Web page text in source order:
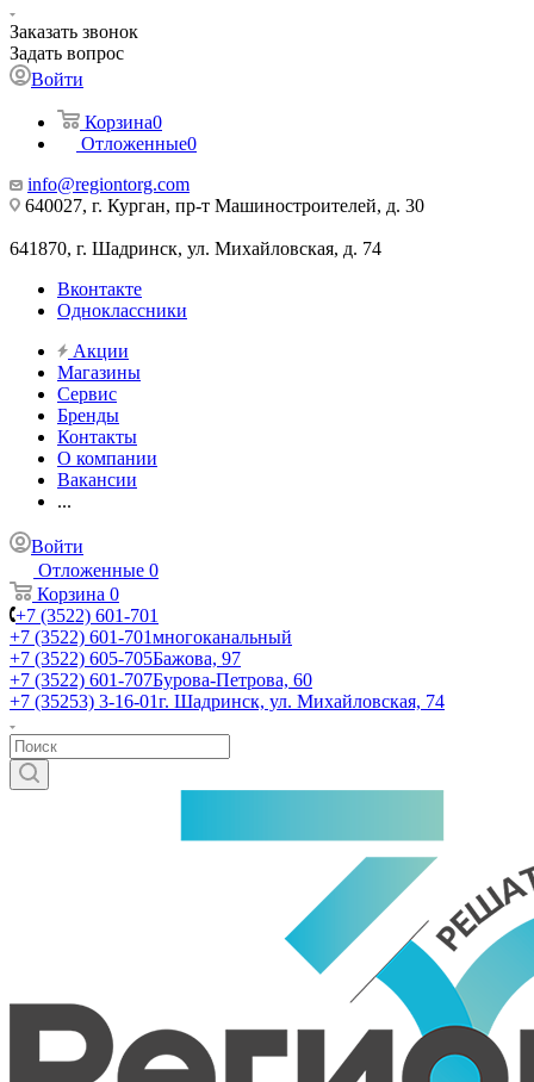
Заказать звонок
Задать вопрос
Войти
Корзина0
Отложенные0
info@regiontorg.com
640027, г. Курган, пр-т Машиностроителей, д. 30
641870, г. Шадринск, ул. Михайловская, д. 74
Вконтакте
Одноклассники
Акции
Магазины
Сервис
Бренды
Контакты
О компании
Вакансии
...
Войти
Отложенные 0
Корзина 0
+7 (3522) 601-701
+7 (3522) 601-701многоканальный
+7 (3522) 605-705Бажова, 97
+7 (3522) 601-707Бурова-Петрова, 60
+7 (35253) 3-16-01г. Шадринск, ул. Михайловская, 74